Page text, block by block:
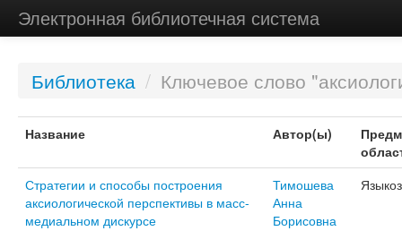
Электронная библиотечная система
Библиотека / Ключевое слово
Название Автор(ы)
Стратегии и способы построения
аксиологической перспективы в масс-
медиальном дискурсе
Тимошева
Анна
Борисовна